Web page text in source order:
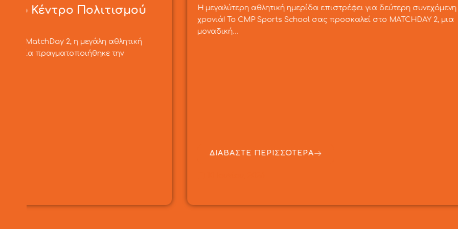
Η μεγαλύτερη αθλητική ημερίδα επιστρέφει για δεύτερη συνεχόμενη
χρονιά! Το CMP Sports School σας προσκαλεί στο MATCHDAY 2, μια
Ο Παντελής
πραγματοποίησε με